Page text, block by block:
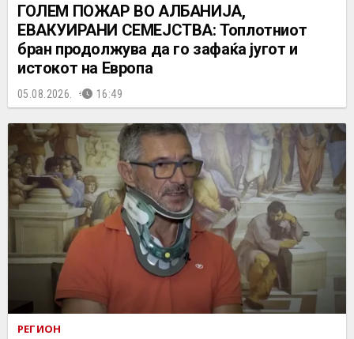
ГОЛЕМ ПОЖАР ВО АЛБАНИЈА,
ЕВАКУИРАНИ СЕМЕЈСТВА: Топлотниот
бран продолжува да го зафаќа југот и
истокот на Европа
05.08.2026. 16:49
РЕГИОН